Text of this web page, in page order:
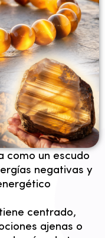
✦
como un escudo
negativas y
centrado,
ajenas o